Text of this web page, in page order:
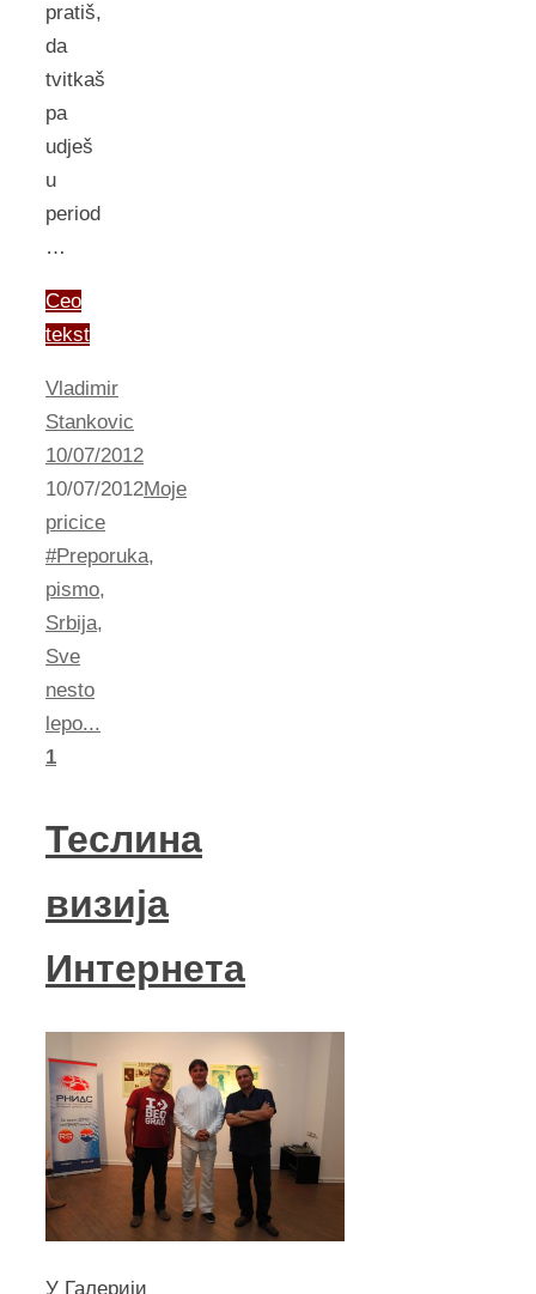
pratiš,
da
tvitkaš
pa
udješ
u
period
…
Ceo
tekst
Vladimir
Stankovic
10/07/2012
10/07/2012Moje
pricice
#Preporuka,
pismo,
Srbija,
Sve
nesto
lepo...
1
Теслина
визија
Интернета
У Галерији